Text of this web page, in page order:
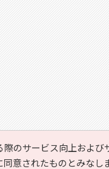
のサービス向上およ
意されたものとみなし